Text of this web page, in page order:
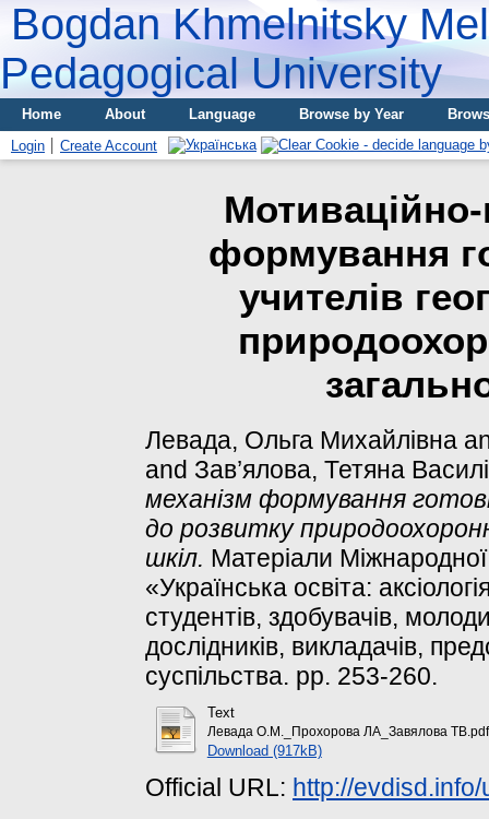
Bogdan Khmelnitsky
Pedagogical University
Home About Language Browse by Year
Login
Create Account
Мотиваційно-
формування
учителів
Левада, Ольга Михайлівна
and Зав’ялова, Тетяна
механізм формування
до розвитку
шкіл. Матеріали
«Українська освіта:
студентів, здобувачів,
дослідників, викладачів,
суспільства. pp. 253-260.
Text
Левада О.М._Прохорова ЛА_Завялова ТВ.pdf
Download (917kB)
Official URL: http://